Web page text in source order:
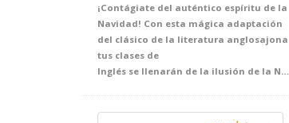
¡Contágiate del auténtico espíritu de la
Navidad! Con esta mágica adaptación
del clásico de la literatura anglosajona
tus clases de
Inglés se llenarán de la ilusión de la Navidad. Acompaña al gruñón y avaricioso Mr. Scrooge, que con la ayuda de tres misteriorsos espíritus, vivirá un emocionante viaje en busca del auténtico sentido de la Navidad. El clásico más representado de Dickens se convertirá en la propuesta infalible de tus clases de Inglés y, sin duda, en el mejor regalo que no puede faltar en vuestra agenda de actividades navideñas.